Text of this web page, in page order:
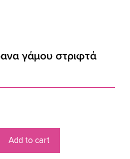
γάμου στριφτά
Επάργυρα
Add to cart